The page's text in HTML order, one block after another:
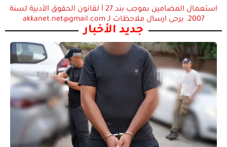
استعمال المضامين بموجب بند 27 أ لقانون الحقوق الأدبية لسنة
2007. يرجى ارسال ملاحظات لـ akkanet.net@gmail.com
جديد الأخبار